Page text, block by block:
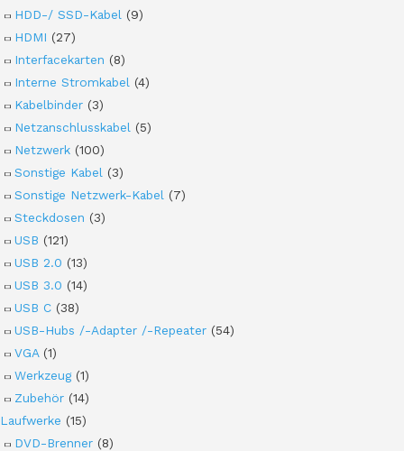
HDD-/ SSD-Kabel (9)
HDMI (27)
Interfacekarten (8)
Interne Stromkabel (4)
Kabelbinder (3)
Netzanschlusskabel (5)
Netzwerk (100)
Sonstige Kabel (3)
Sonstige Netzwerk-Kabel (7)
Steckdosen (3)
USB (121)
USB 2.0 (13)
USB 3.0 (14)
USB C (38)
USB-Hubs /-Adapter /-Repeater (54)
VGA (1)
Werkzeug (1)
Zubehör (14)
Laufwerke (15)
DVD-Brenner (8)